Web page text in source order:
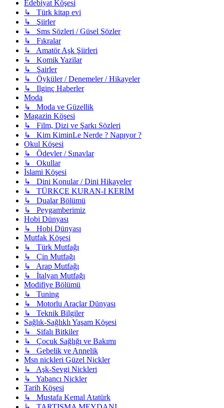
Edebiyat Köşesi
↳ Türk kitap evi
↳ Şiirler
↳ Sms Sözleri / Güsel Sözler
↳ Fıkralar
↳ Amatör Aşk Şiirleri
↳ Komik Yazilar
↳ Şairler
↳ Öyküler / Denemeler / Hikayeler
↳ Ilginç Haberler
Moda
↳ Moda ve Güzellik
Magazin Köşesi
↳ Film, Dizi ve Şarkı Sözleri
↳ Kim KiminLe Nerde ? Napıyor ?
Okul Köşesi
↳ Ödevler / Sınavlar
↳ Okullar
İslami Köşesi
↳ Dini Konular / Dini Hikayeler
↳ TÜRKÇE KURAN-I KERİM
↳ Dualar Bölümü
↳ Peygamberimiz
Hobi Dünyası
↳ Hobi Dünyası
Mutfak Köşesi
↳ Türk Mutfağı
↳ Çin Mutfağı
↳ Arap Mutfağı
↳ İtalyan Mutfağı
Modifiye Bölümü
↳ Tuning
↳ Motorlu Araçlar Dünyası
↳ Teknik Bilgiler
Sağlık-Sağlıklı Yaşam Köşesi
↳ Şifalı Bitkiler
↳ Çocuk Sağlığı ve Bakımı
↳ Gebelik ve Annelik
Msn nickleri Güzel Nickler
↳ Aşk-Sevgi Nickleri
↳ Yabancı Nickler
Tarih Köşesi
↳ Mustafa Kemal Atatürk